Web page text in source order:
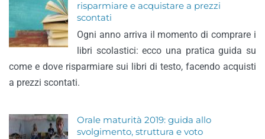
risparmiare e acquistare a prezzi
scontati
Ogni anno arriva il momento di comprare i
libri scolastici: ecco una pratica guida su
come e dove risparmiare sui libri di testo, facendo acquisti
a prezzi scontati.
Orale maturità 2019: guida allo
svolgimento, struttura e voto